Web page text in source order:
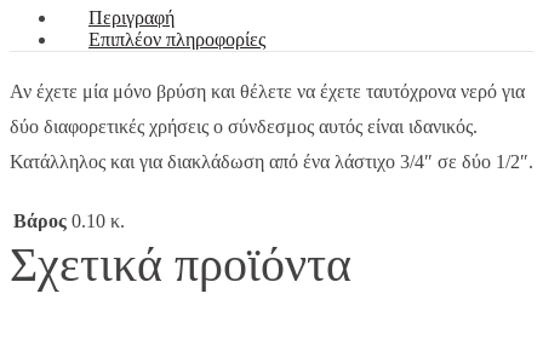
Περιγραφή
Επιπλέον πληροφορίες
Αν έχετε μία μόνο βρύση και θέλετε να έχετε ταυτόχρονα νερό για
δύο διαφορετικές χρήσεις ο σύνδεσμος αυτός είναι ιδανικός.
Κατάλληλος και για διακλάδωση από ένα λάστιχο 3/4″ σε δύο 1/2″.
Βάρος 0.10 κ.
Σχετικά προϊόντα